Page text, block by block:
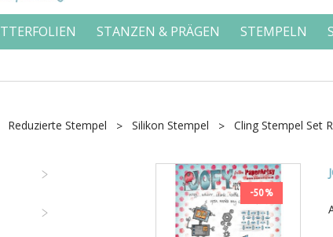
STANZEN & PRÄGEN STEMPELN
Reduzierte Stempel Silikon Stempel Cling Stempel Set
-50%